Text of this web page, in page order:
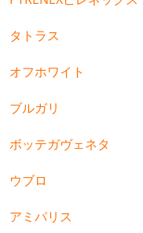
タトラス
オフホワイト
ブルガリ
ボッテガヴェネタ
ウブロ
アミパリス